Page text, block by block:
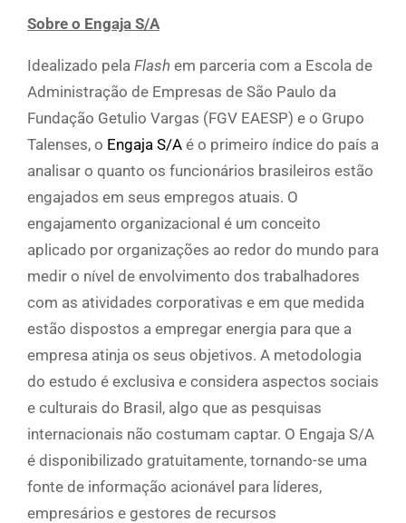
Sobre o Engaja S/A
Idealizado pela Flash em parceria com a Escola de
Administração de Empresas de São Paulo da
Fundação Getulio Vargas (FGV EAESP) e o Grupo
Talenses, o Engaja S/A é o primeiro índice do país a
analisar o quanto os funcionários brasileiros estão
engajados em seus empregos atuais. O
engajamento organizacional é um conceito
aplicado por organizações ao redor do mundo para
medir o nível de envolvimento dos trabalhadores
com as atividades corporativas e em que medida
estão dispostos a empregar energia para que a
empresa atinja os seus objetivos. A metodologia
do estudo é exclusiva e considera aspectos sociais
e culturais do Brasil, algo que as pesquisas
internacionais não costumam captar. O Engaja S/A
é disponibilizado gratuitamente, tornando-se uma
fonte de informação acionável para líderes,
empresários e gestores de recursos